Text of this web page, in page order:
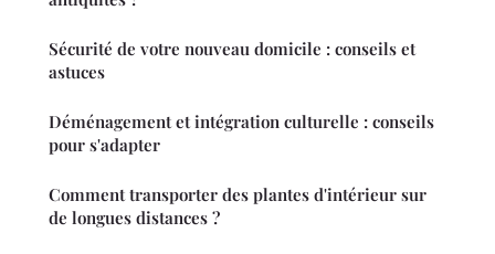
Sécurité de votre nouveau domicile : conseils et
astuces
Déménagement et intégration culturelle : conseils
pour s'adapter
Comment transporter des plantes d'intérieur sur
de longues distances ?